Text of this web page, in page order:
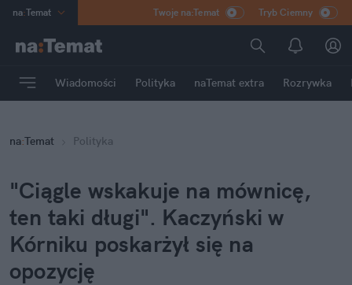
na:Temat
Poland
mama
Rozrywka
Twoje na:Temat Tryb Ciemny
Wiadomości Polityka naTemat extra Rozrywka
na:Temat Polityka
"Ciągle wskakuje na mównicę,
ten taki długi". Kaczyński w
Kórniku poskarżył się na
opozycję